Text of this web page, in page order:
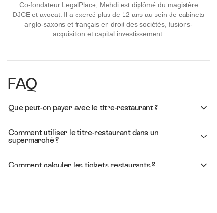
Co-fondateur LegalPlace, Mehdi est diplômé du magistère
DJCE et avocat. Il a exercé plus de 12 ans au sein de cabinets
anglo-saxons et français en droit des sociétés, fusions-
acquisition et capital investissement.
FAQ
Que peut-on payer avec le titre-restaurant ?
Comment utiliser le titre-restaurant dans un
supermarché ?
Comment calculer les tickets restaurants ?